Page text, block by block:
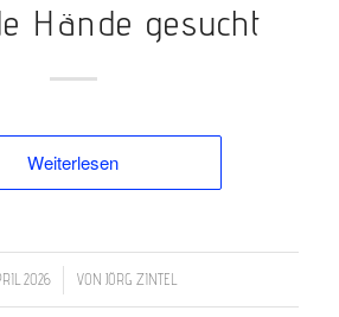
Hände gesucht
Weiterlesen
2026 VON JÖRG ZINTEL